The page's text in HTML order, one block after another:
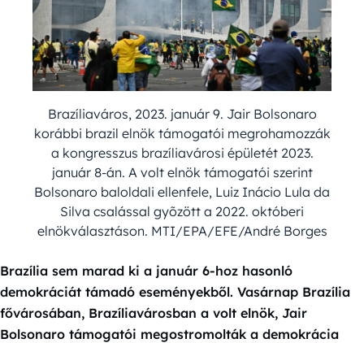
Brazíliaváros, 2023. január 9. Jair Bolsonaro
korábbi brazil elnök támogatói megrohamozzák
a kongresszus brazíliavárosi épületét 2023.
január 8-án. A volt elnök támogatói szerint
Bolsonaro baloldali ellenfele, Luiz Inácio Lula da
Silva csalással gyõzött a 2022. októberi
elnökválasztáson. MTI/EPA/EFE/André Borges
Brazília sem marad ki a január 6-hoz hasonló
demokráciát támadó eseményekből. Vasárnap Brazília
fővárosában, Brazíliavárosban a volt elnök, Jair
Bolsonaro támogatói megostromolták a demokrácia